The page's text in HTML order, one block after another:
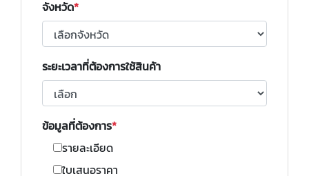
จังหวัด
ระยะเวลาที่ต้องการใช้สินค้า
ข้อมูลที่ต้องการ
รายละเอียด
ใบเสนอราคา